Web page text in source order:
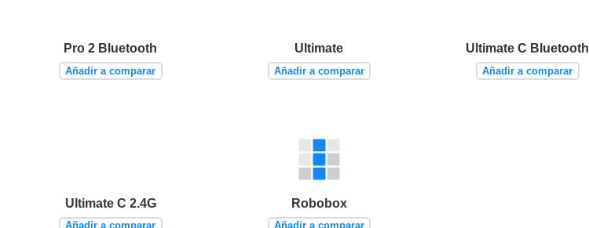
Pro 2 Bluetooth
Añadir a comparar
Ultimate
Añadir a comparar
Ultimate C Bluetooth
Añadir a comparar
Ultimate C 2.4G
Añadir a comparar
Robobox
Añadir a comparar